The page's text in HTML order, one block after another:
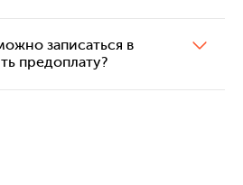
записаться в
предоплату?